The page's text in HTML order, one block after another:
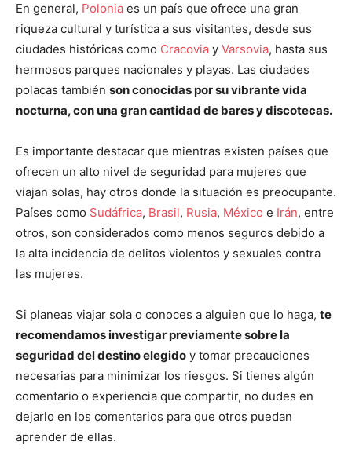
En general, Polonia es un país que ofrece una gran
riqueza cultural y turística a sus visitantes, desde sus
ciudades históricas como Cracovia y Varsovia, hasta sus
hermosos parques nacionales y playas. Las ciudades
polacas también son conocidas por su vibrante vida
nocturna, con una gran cantidad de bares y discotecas.
Es importante destacar que mientras existen países que
ofrecen un alto nivel de seguridad para mujeres que
viajan solas, hay otros donde la situación es preocupante.
Países como Sudáfrica, Brasil, Rusia, México e Irán, entre
otros, son considerados como menos seguros debido a
la alta incidencia de delitos violentos y sexuales contra
las mujeres.
Si planeas viajar sola o conoces a alguien que lo haga, te
recomendamos investigar previamente sobre la
seguridad del destino elegido y tomar precauciones
necesarias para minimizar los riesgos. Si tienes algún
comentario o experiencia que compartir, no dudes en
dejarlo en los comentarios para que otros puedan
aprender de ellas.